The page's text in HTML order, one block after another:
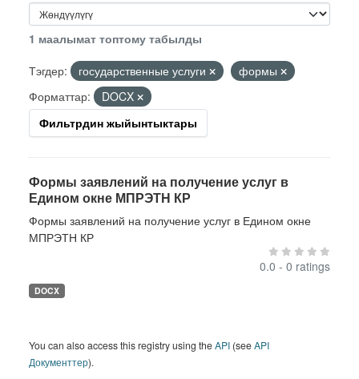
1 маалымат топтому табылды
Тэгдер:
государственные услуги
формы
Форматтар:
DOCX
Фильтрдин жыйынтыктары
Формы заявлений на получение услуг в
Едином окне МПРЭТН КР
Формы заявлений на получение услуг в Едином окне
МПРЭТН КР
0.0 - 0 ratings
DOCX
You can also access this registry using theAPI (seeAPI
Документтер).